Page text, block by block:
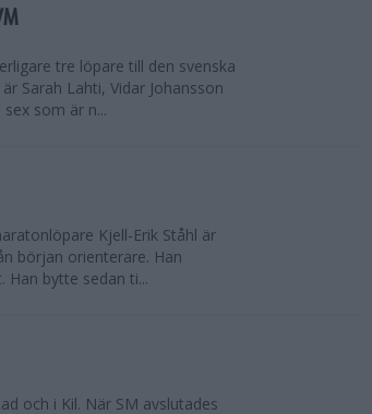
tre löpare till den svenska
Sarah Lahti, Vidar Johansson
som är n...
Kjell-Erik Ståhl är
början orienterare. Han
Han bytte sedan ti...
och i Kil. När SM avslutades